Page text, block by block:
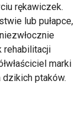
rękawiczek.
lub pułapce,
rehabilitacji
marki
dzikich ptaków.